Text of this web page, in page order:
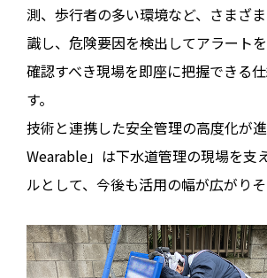
測、歩行者の多い環境など、さまざ
識し、危険要因を検出してアラート
確認すべき現場を即座に把握できる
す。
技術と連携した安全管理の高度化が
Wearable」は下水道管理の現場を支
ルとして、今後も活用の幅が広がりそ